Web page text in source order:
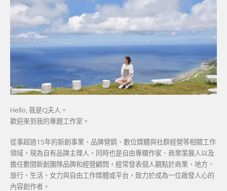
Hello, 我是CJ夫人。
歡迎來到我的專題工作室。
從事超過15年的新創事業、品牌營銷、數位媒體與社群經營等相關工作
領域，現為自有品牌主理人，同時也是自由專欄作家、商業策展人以及
擔任數間新創團隊品牌和經營顧問，經常發表個人觀點於商業、地方、
旅行、生活、女力與自由工作媒體或平台，致力於成為一位啟發人心的
內容創作者。